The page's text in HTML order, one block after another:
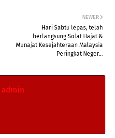
NEWER
Hari Sabtu lepas, telah
berlangsung Solat Hajat &
Munajat Kesejahteraan Malaysia
Peringkat Neger...
admin